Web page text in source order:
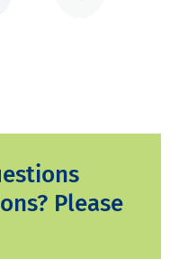
Please